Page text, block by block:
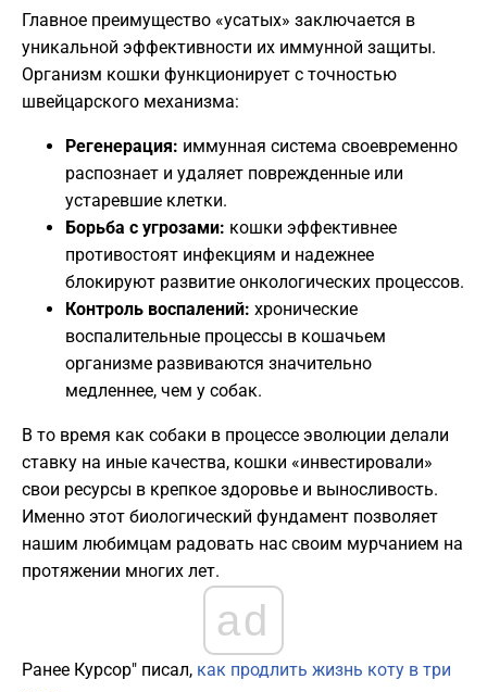
​Главное преимущество «усатых» заключается в
уникальной эффективности их иммунной защиты.
Организм кошки функционирует с точностью
швейцарского механизма:
Регенерация: иммунная система своевременно
распознает и удаляет поврежденные или
устаревшие клетки.
Борьба с угрозами: кошки эффективнее
противостоят инфекциям и надежнее
блокируют развитие онкологических процессов.
Контроль воспалений: хронические
воспалительные процессы в кошачьем
организме развиваются значительно
медленнее, чем у собак.
​В то время как собаки в процессе эволюции делали
ставку на иные качества, кошки «инвестировали»
свои ресурсы в крепкое здоровье и выносливость.
Именно этот биологический фундамент позволяет
нашим любимцам радовать нас своим мурчанием на
протяжении многих лет.
ad
Ранее Курсор" писал, как продлить жизнь коту в три